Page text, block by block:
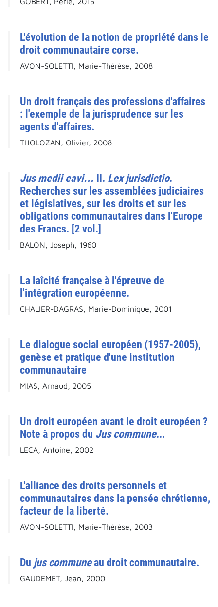
L'évolution de la notion de propriété dans le
droit communautaire corse.
AVON-SOLETTI, Marie-Thérèse, 2008
Un droit français des professions d'affaires
: l'exemple de la jurisprudence sur les
agents d'affaires.
THOLOZAN, Olivier, 2008
Jus medii eavi... II. Lex jurisdictio.
Recherches sur les assemblées judiciaires
et législatives, sur les droits et sur les
obligations communautaires dans l'Europe
des Francs. [2 vol.]
BALON, Joseph, 1960
La laîcité française à l'épreuve de
l'intégration européenne.
CHALIER-DAGRAS, Marie-Dominique, 2001
Le dialogue social européen (1957-2005),
genèse et pratique d'une institution
communautaire
MIAS, Arnaud, 2005
Un droit européen avant le droit européen ?
Note à propos du Jus commune...
LECA, Antoine, 2002
L'alliance des droits personnels et
communautaires dans la pensée chrétienne,
facteur de la liberté.
AVON-SOLETTI, Marie-Thérèse, 2003
Du jus communeau droit communautaire.
GAUDEMET, Jean, 2000